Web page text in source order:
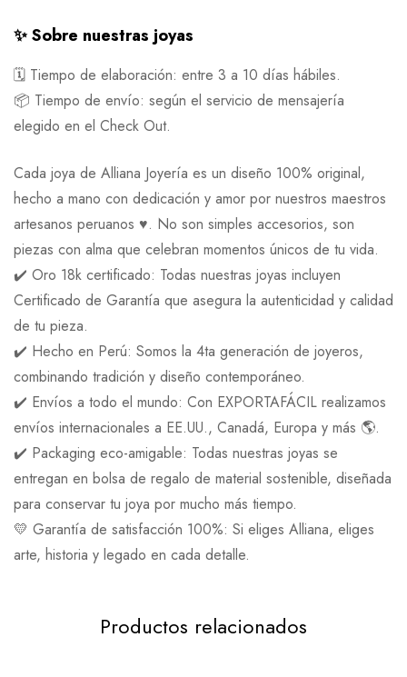
✨ Sobre nuestras joyas
🗓 Tiempo de elaboración: entre 3 a 10 días hábiles.
📦 Tiempo de envío: según el servicio de mensajería
elegido en el Check Out.
Cada joya de Alliana Joyería es un diseño 100% original,
hecho a mano con dedicación y amor por nuestros maestros
artesanos peruanos ♥️. No son simples accesorios, son
piezas con alma que celebran momentos únicos de tu vida.
✔️ Oro 18k certificado: Todas nuestras joyas incluyen
Certificado de Garantía que asegura la autenticidad y calidad
de tu pieza.
✔️ Hecho en Perú: Somos la 4ta generación de joyeros,
combinando tradición y diseño contemporáneo.
✔️ Envíos a todo el mundo: Con EXPORTAFÁCIL realizamos
envíos internacionales a EE.UU., Canadá, Europa y más 🌎.
✔️ Packaging eco-amigable: Todas nuestras joyas se
entregan en bolsa de regalo de material sostenible, diseñada
para conservar tu joya por mucho más tiempo.
💛 Garantía de satisfacción 100%: Si eliges Alliana, eliges
arte, historia y legado en cada detalle.
Productos relacionados